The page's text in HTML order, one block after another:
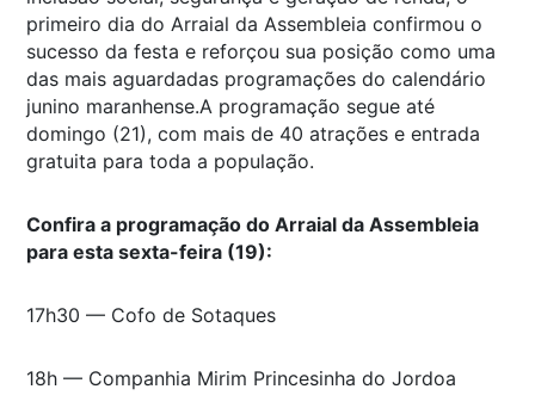
primeiro dia do Arraial da Assembleia confirmou o
sucesso da festa e reforçou sua posição como uma
das mais aguardadas programações do calendário
junino maranhense.A programação segue até
domingo (21), com mais de 40 atrações e entrada
gratuita para toda a população.
Confira a programação do Arraial da Assembleia
para esta sexta-feira (19):
17h30 — Cofo de Sotaques
18h — Companhia Mirim Princesinha do Jordoa